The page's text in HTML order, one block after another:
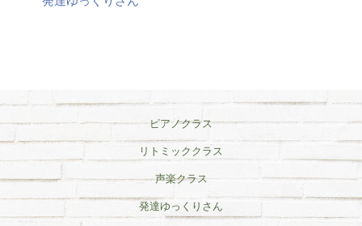
ピアノクラス
リトミッククラス
声楽クラス
発達ゆっくりさん